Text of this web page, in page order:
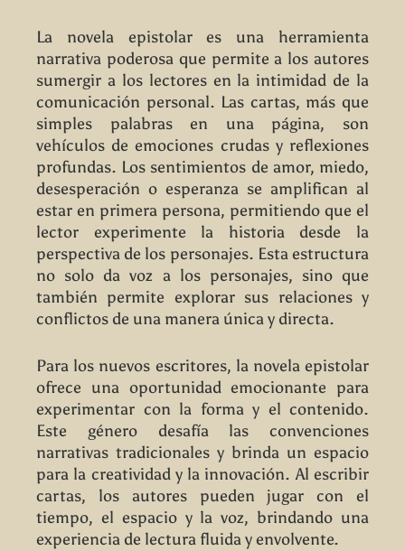
La novela epistolar es una herramienta
narrativa poderosa que permite a los autores
sumergir a los lectores en la intimidad de la
comunicación personal. Las cartas, más que
simples palabras en una página, son
vehículos de emociones crudas y reflexiones
profundas. Los sentimientos de amor, miedo,
desesperación o esperanza se amplifican al
estar en primera persona, permitiendo que el
lector experimente la historia desde la
perspectiva de los personajes. Esta estructura
no solo da voz a los personajes, sino que
también permite explorar sus relaciones y
conflictos de una manera única y directa.
Para los nuevos escritores, la novela epistolar
ofrece una oportunidad emocionante para
experimentar con la forma y el contenido.
Este género desafía las convenciones
narrativas tradicionales y brinda un espacio
para la creatividad y la innovación. Al escribir
cartas, los autores pueden jugar con el
tiempo, el espacio y la voz, brindando una
experiencia de lectura fluida y envolvente.